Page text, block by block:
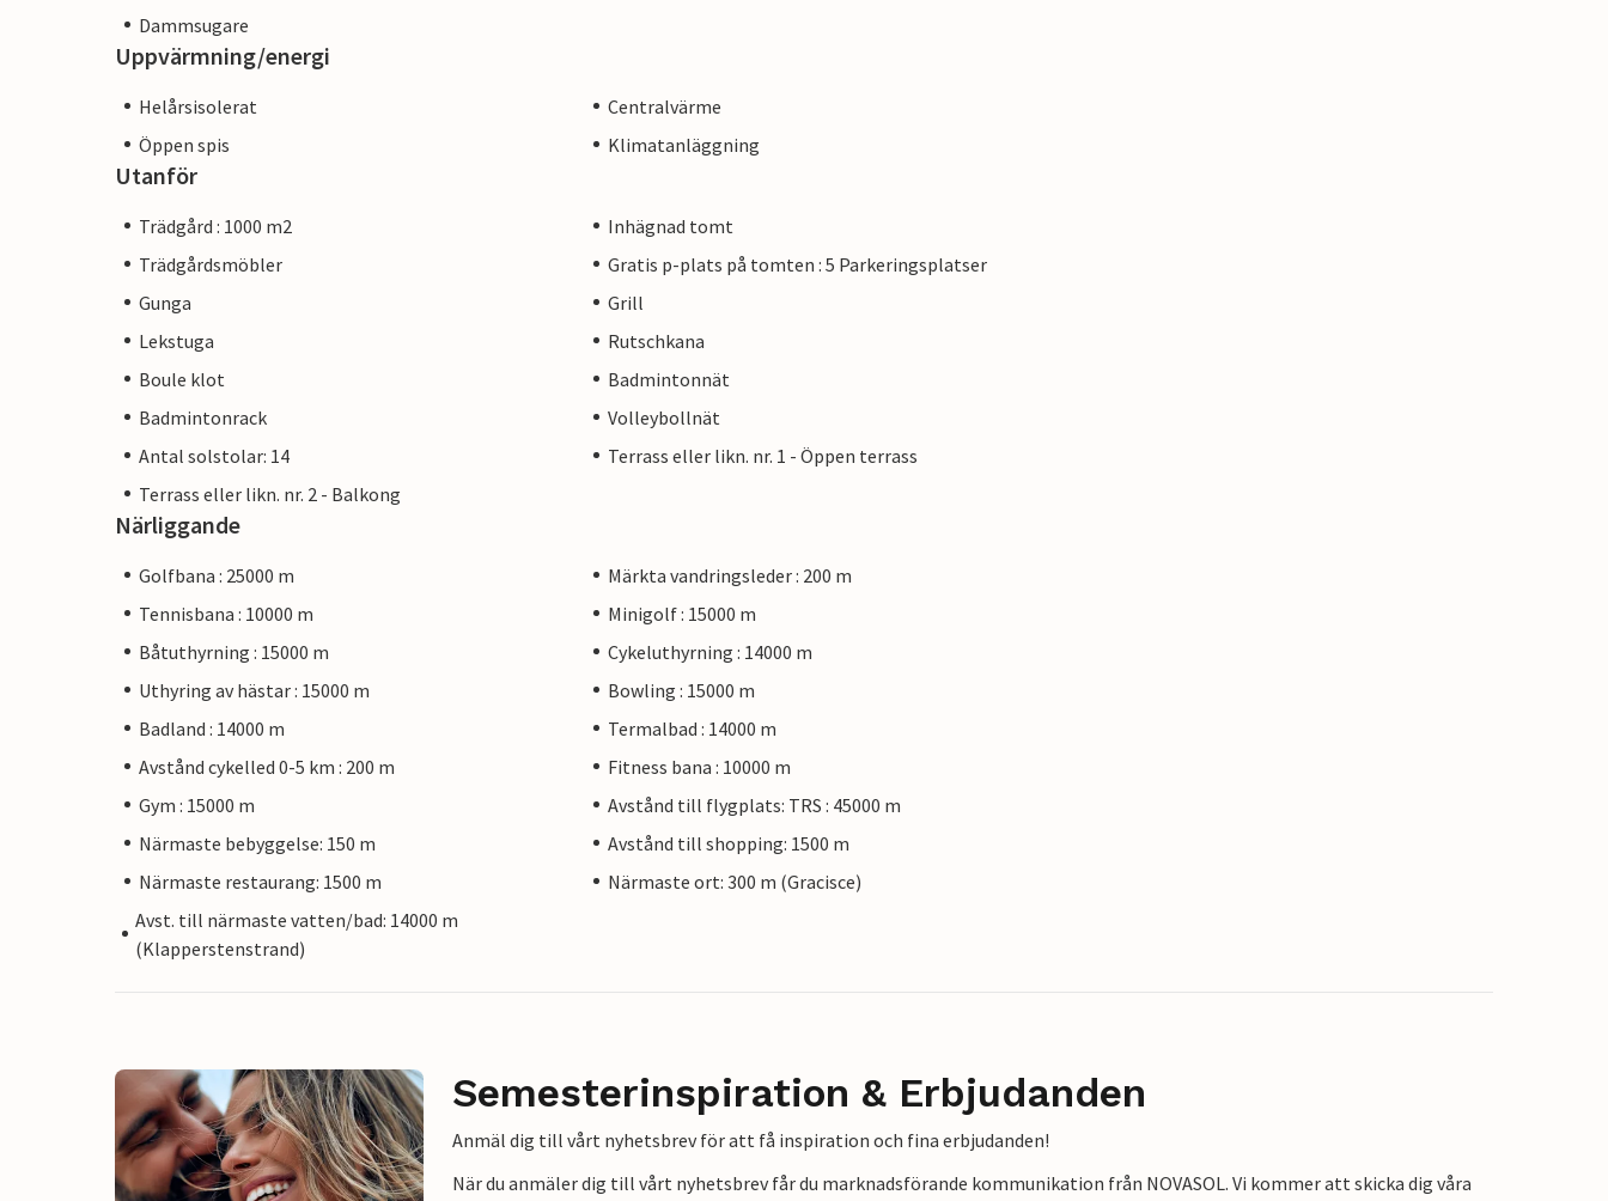
Dammsugare
Uppvärmning/energi
Helårsisolerat
Centralvärme
Öppen spis
Klimatanläggning
Utanför
Trädgård : 1000 m2
Inhägnad tomt
Trädgårdsmöbler
Gratis p-plats på tomten : 5 Parkeringsplatser
Gunga
Grill
Lekstuga
Rutschkana
Boule klot
Badmintonnät
Badmintonrack
Volleybollnät
Antal solstolar: 14
Terrass eller likn. nr. 1 - Öppen terrass
Terrass eller likn. nr. 2 - Balkong
Närliggande
Golfbana : 25000 m
Märkta vandringsleder : 200 m
Tennisbana : 10000 m
Minigolf : 15000 m
Båtuthyrning : 15000 m
Cykeluthyrning : 14000 m
Uthyring av hästar : 15000 m
Bowling : 15000 m
Badland : 14000 m
Termalbad : 14000 m
Avstånd cykelled 0-5 km : 200 m
Fitness bana : 10000 m
Gym : 15000 m
Avstånd till flygplats: TRS : 45000 m
Närmaste bebyggelse: 150 m
Avstånd till shopping: 1500 m
Närmaste restaurang: 1500 m
Närmaste ort: 300 m (Gracisce)
Avst. till närmaste vatten/bad: 14000 m
(Klapperstenstrand)
Semesterinspiration & Erbjudanden
Anmäl dig till vårt nyhetsbrev för att få inspiration och fina erbjudanden!
När du anmäler dig till vårt nyhetsbrev får du marknadsförande kommunikation från NOVASOL. Vi kommer att skicka dig våra